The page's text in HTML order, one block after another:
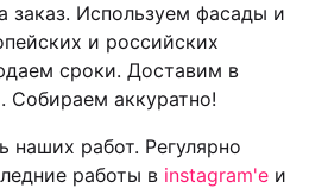
заказ. Используем фасады и
и российских
сроки. Доставим в
Собираем аккуратно!
наших работ. Регулярно
работы в instagram'е и